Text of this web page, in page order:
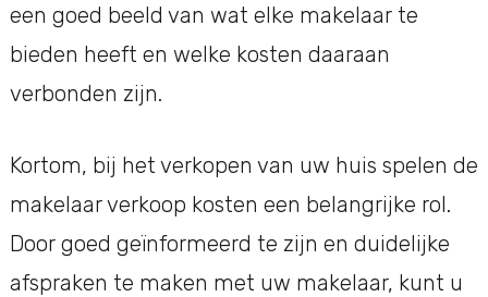
een goed beeld van wat elke makelaar te
bieden heeft en welke kosten daaraan
verbonden zijn.
Kortom, bij het verkopen van uw huis spelen de
makelaar verkoop kosten een belangrijke rol.
Door goed geïnformeerd te zijn en duidelijke
afspraken te maken met uw makelaar, kunt u